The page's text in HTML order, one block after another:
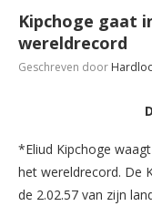
Kipchoge gaat
wereldrecord
Geschreven door
*Eliud Kipchoge
het wereldrecord. De
de 2.02.57 van zijn